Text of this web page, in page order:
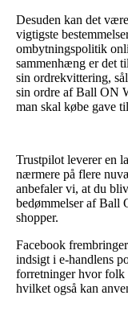
Desuden kan det
vigtigste
ombytningspolitik
sammenhæng er det
sin ordrekvittering,
sin ordre af Ball ON
man skal købe gave
Trustpilot leverer en
nærmere på flere
anbefaler vi, at du
bedømmelser af Ball
shopper.
Facebook
indsigt i e-handlens
forretninger hvor
hvilket også kan